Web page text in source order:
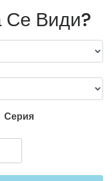
Се Види?
Серия